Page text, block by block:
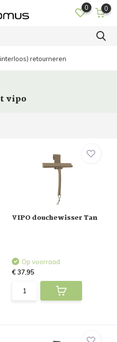
0 0
retourneren
vipo
VIPO douchewisser Tan
Op voorraad
€ 37,95